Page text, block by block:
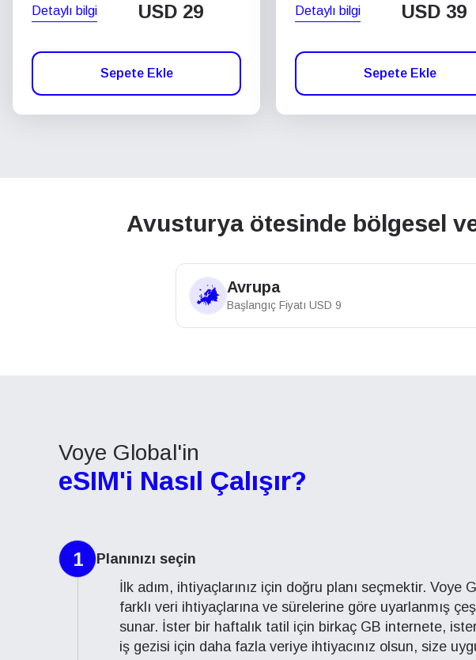
Detaylı bilgi USD 29
Sepete Ekle
Detaylı bilgi USD 39
Sepete Ekle
Avusturya ötesinde bölgesel
Avrupa
Başlangıç Fiyatı USD 9
Voye Global'in
eSIM'i Nasıl Çalışır?
1
Planınızı seçin
İlk adım, ihtiyaçlarınız için doğru planı seçmektir. Voye
farklı veri ihtiyaçlarına ve sürelerine göre uyarlanmış
sunar. İster bir haftalık tatil için birkaç GB internete,
iş gezisi için daha fazla veriye ihtiyacınız olsun, size